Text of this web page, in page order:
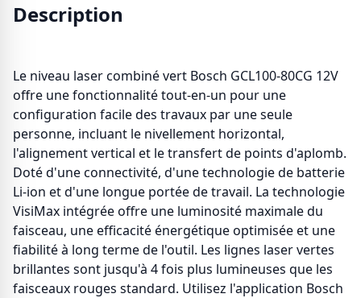
Description
Le niveau laser combiné vert Bosch GCL100-80CG 12V
offre une fonctionnalité tout-en-un pour une
configuration facile des travaux par une seule
personne, incluant le nivellement horizontal,
l'alignement vertical et le transfert de points d'aplomb.
Doté d'une connectivité, d'une technologie de batterie
Li-ion et d'une longue portée de travail. La technologie
VisiMax intégrée offre une luminosité maximale du
faisceau, une efficacité énergétique optimisée et une
fiabilité à long terme de l'outil. Les lignes laser vertes
brillantes sont jusqu'à 4 fois plus lumineuses que les
faisceaux rouges standard. Utilisez l'application Bosch